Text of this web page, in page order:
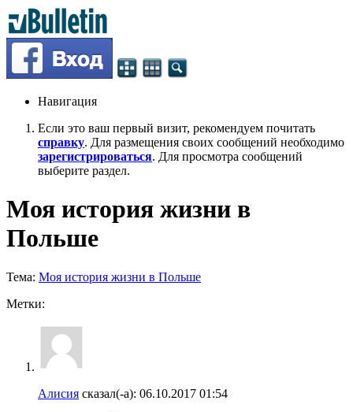
Навигация
Если это ваш первый визит, рекомендуем почитать
справку. Для размещения своих сообщений необходимо
зарегистрироваться. Для просмотра сообщений
выберите раздел.
Моя история жизни в
Польше
Тема: Моя история жизни в Польше
Метки:
Алисия сказал(-а): 06.10.2017 01:54